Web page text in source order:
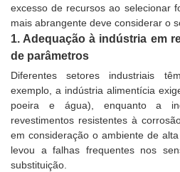
excesso de recursos ao selecionar
mais abrangente deve considerar o
1. Adequação à indústria em
de parâmetros
Diferentes setores industriais
exemplo, a indústria alimentícia
poeira e água), enquanto a
revestimentos resistentes à
em consideração o ambiente de
levou a falhas frequentes nos
substituição.